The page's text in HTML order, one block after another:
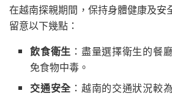
在越南探親期間，保持身體健康及安
留意以下幾點：
飲食衛生 ：盡量選擇衛生的餐
免食物中毒。
交通安全 ：越南的交通狀況較